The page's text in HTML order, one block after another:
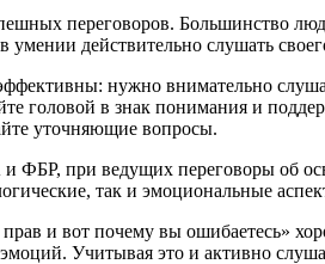
переговоров. Большинство
умении действительно слушать
нужно внимательно
головой в знак понимания и
уточняющие вопросы.
при ведущих переговоры об
так и эмоциональные
и вот почему вы ошибаетесь»
Учитывая это и активно